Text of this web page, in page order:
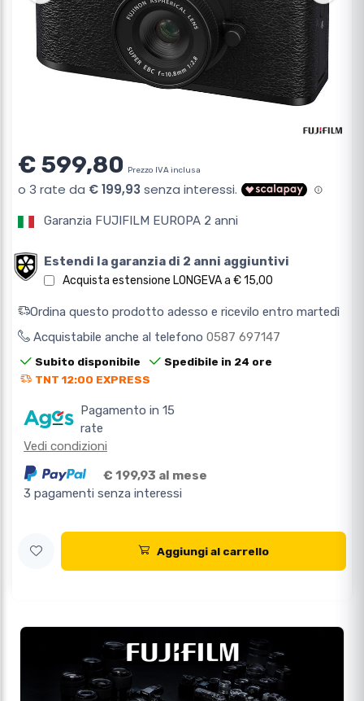
€ 599,80 Prezzo IVA inclusa
Garanzia FUJIFILM EUROPA 2 anni
Estendi la garanzia di 2 anni aggiuntivi
Acquista estensione LONGEVA a € 15,00
Ordina questo prodotto adesso e ricevilo entro martedì
Acquistabile anche al telefono 0587 697147
Subito disponibile
Spedibile in 24 ore
TNT 12:00 EXPRESS
Pagamento in 15
rate
Vedi condizioni
€ 199,93 al mese
3 pagamenti senza interessi
Aggiungi al carrello